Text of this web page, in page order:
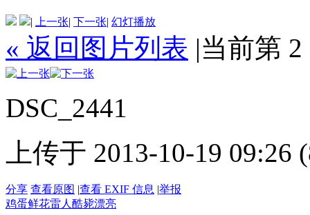
| 上一张| 下一张| 幻灯播放
« 返回图片列表 |当前第 2
DSC_2441
上传于 2013-10-19 09:26
分享 查看原图 |查看 EXIF 信息 |举报
鸡蛋鲜花雷人 酷毙漂亮